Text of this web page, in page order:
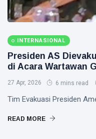
INTERNASIONAL
Presiden AS
di Acara Wartawan
27 Apr, 2026 6 mins read
Tim Evakuasi Presiden
READ MORE